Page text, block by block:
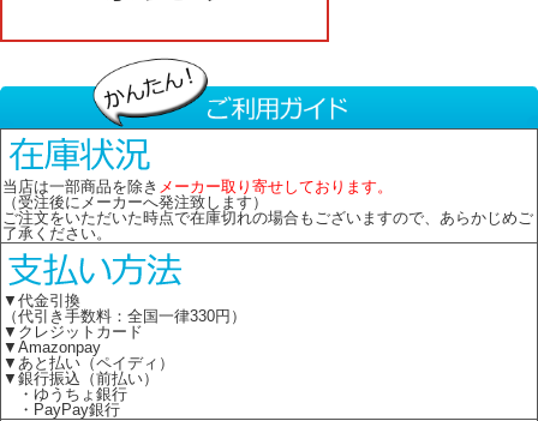
当店は一部商品を除き メーカー取り寄せしております。
（受注後にメーカーへ発注致します）
ご注文をいただいた時点で在庫切れの場合もございますので、あらかじめご
了承ください。
▼代金引換
（代引き手数料：全国一律330円）
▼クレジットカード
▼Amazonpay
▼あと払い（ペイディ）
▼銀行振込（前払い）
・ゆうちょ銀行
・PayPay銀行